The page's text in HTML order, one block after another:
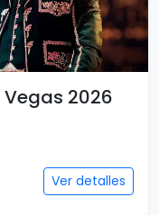
2026
Ver detalles